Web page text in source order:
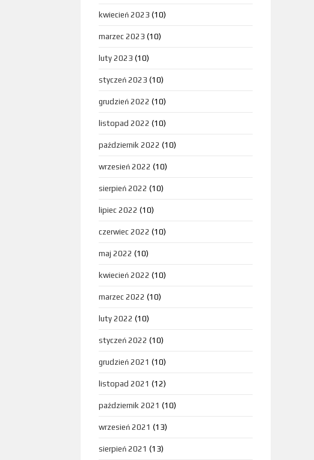
kwiecień 2023 (10)
marzec 2023 (10)
luty 2023 (10)
styczeń 2023 (10)
grudzień 2022 (10)
listopad 2022 (10)
październik 2022 (10)
wrzesień 2022 (10)
sierpień 2022 (10)
lipiec 2022 (10)
czerwiec 2022 (10)
maj 2022 (10)
kwiecień 2022 (10)
marzec 2022 (10)
luty 2022 (10)
styczeń 2022 (10)
grudzień 2021 (10)
listopad 2021 (12)
październik 2021 (10)
wrzesień 2021 (13)
sierpień 2021 (13)